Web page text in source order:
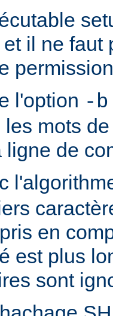
et il ne
l'option -b
mots
ligne de
en
est plus
sont